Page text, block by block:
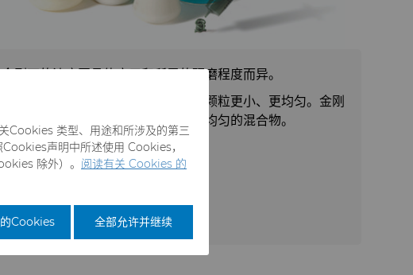
刚石的浓度因具体应用和所需的研磨程度而异。
液与研磨液类似。不过，它们包含的颗粒更小、更均匀。金刚
体介质（通常是水或油）中，形成均匀的混合物。
Cookies 类型、用途和所涉及的第三
声明中所述使用 Cookies，
除外）。 阅读有关 Cookies 的
Cookies 全部允许并继续